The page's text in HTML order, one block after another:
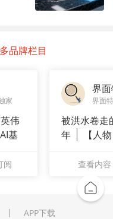
品牌栏目
家
伟
基
阅
界
界面
被洪水卷走
年
【人
查看内容
APP下载